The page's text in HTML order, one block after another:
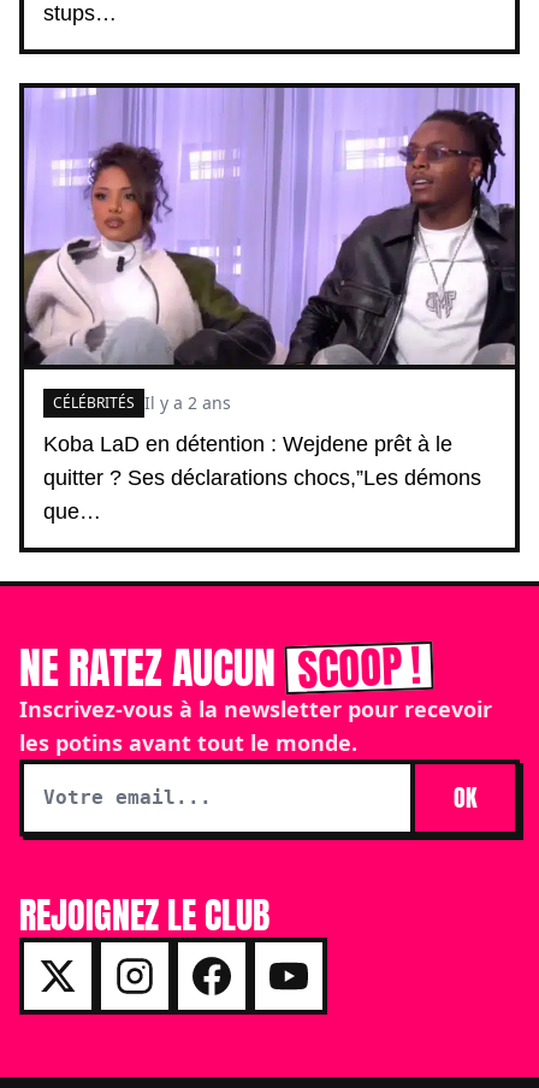
stups…
Koba LaD en détention : Wejdene prêt à le
quitter ? Ses déclarations chocs,”Les démons
que…
CÉLÉBRITÉS Il y a 2 ans
NE RATEZ AUCUNSCOOP !
Inscrivez-vous à la newsletter pour recevoir
les potins avant tout le monde.
OK
REJOIGNEZ LE CLUB